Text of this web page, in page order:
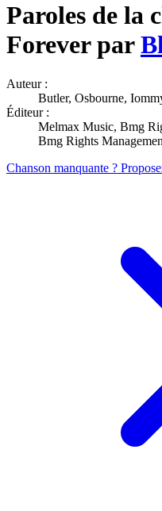
Paroles de la
Forever par
Auteur :
Butler, Osbourne,
Éditeur :
Melmax Music, Bmg
Bmg Rights
Chanson manquante ?